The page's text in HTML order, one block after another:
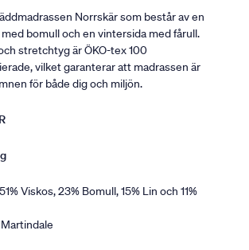
Norrskär som består av en
bomull och en vintersida med fårull.
stretchtyg är ÖKO-tex 100
vilket garanterar att madrassen är
för både dig och miljön.
Viskos, 23% Bomull, 15% Lin och 11%